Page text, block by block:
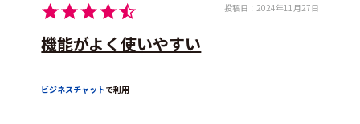
投稿日： 2024年11月27日
機能がよく使いやすい
ビジネスチャットで利用